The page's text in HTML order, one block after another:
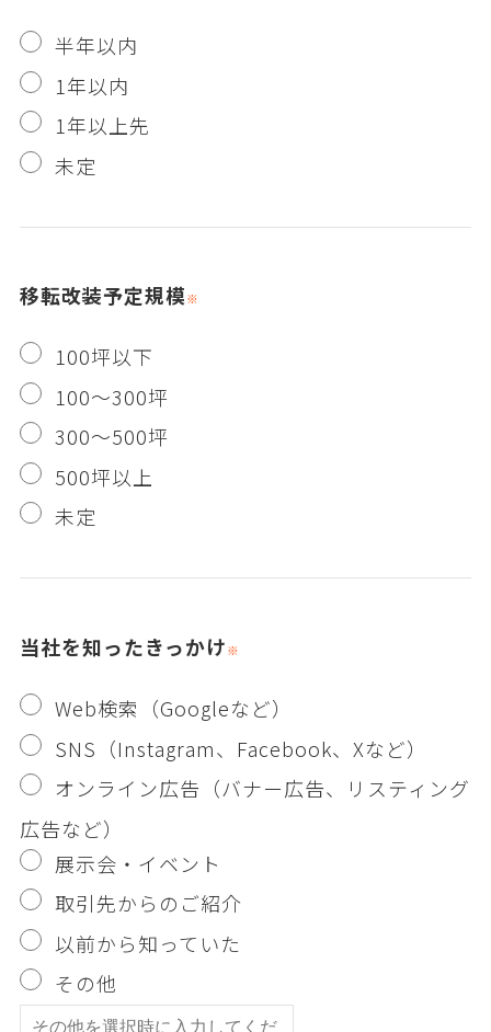
半年以内
1年以内
1年以上先
未定
移転改装予定規模
100坪以下
100～300坪
300～500坪
500坪以上
未定
当社を知ったきっかけ
Web検索（Googleなど）
SNS（Instagram、Facebook、Xなど）
オンライン広告（バナー広告、リスティング
広告など）
展示会・イベント
取引先からのご紹介
以前から知っていた
その他